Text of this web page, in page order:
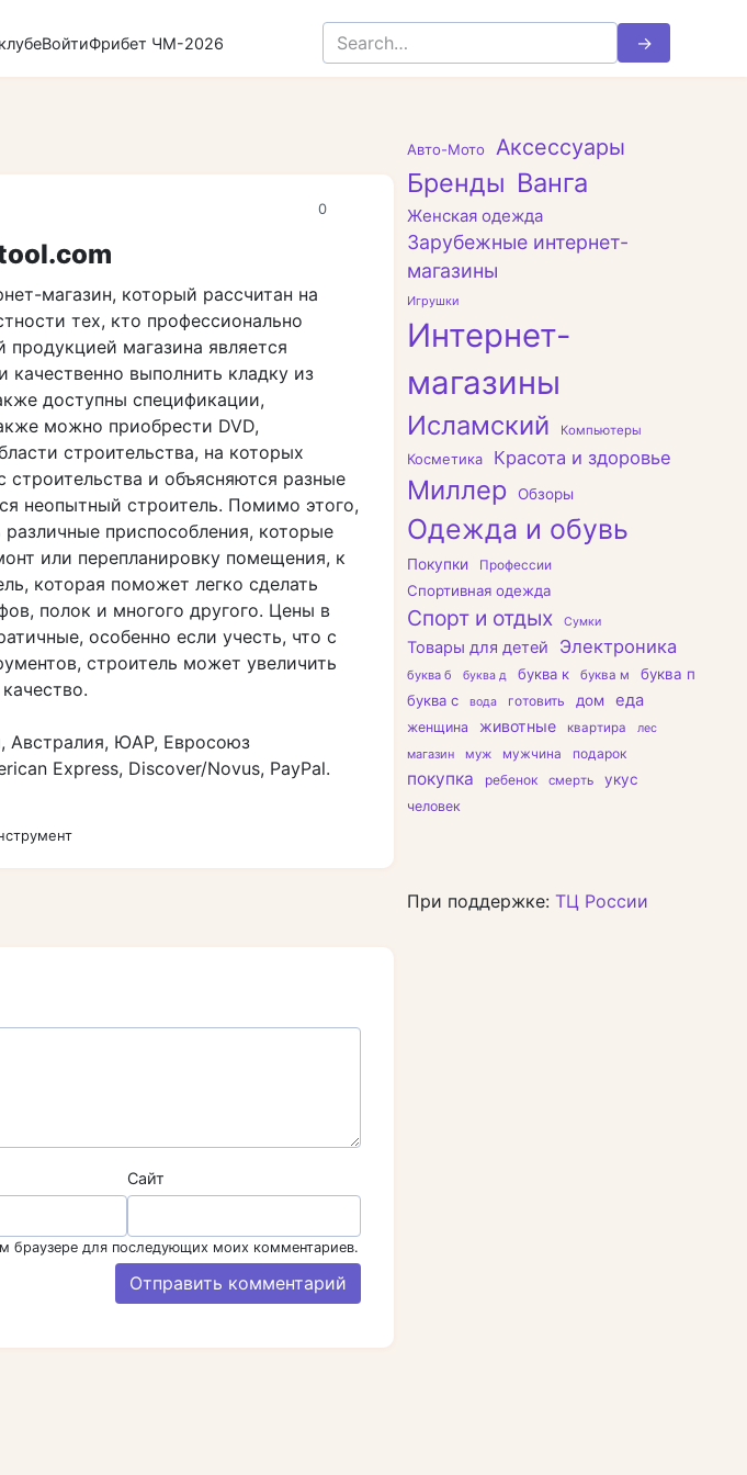
ВойтиФрибет ЧМ-2026
Search
for:
0
магазин, который рассчитан на
тех, кто профессионально
магазина является
выполнить кладку из
доступны спецификации,
можно приобрести DVD,
строительства, на которых
и объясняются разные
неопытный строитель. Помимо этого,
приспособления, которые
или перепланировку помещения, к
которая поможет легко сделать
полок и многого другого. Цены в
особенно если учесть, что с
строитель может увеличить
Австралия, ЮАР, Евросоюз
Express, Discover/Novus, PayPal.
Сайт
браузере для последующих моих комментариев.
Авто-Мото Аксессуары
Бренды Ванга
Женская одежда
Зарубежные интернет-
магазины
Игрушки
Интернет-
магазины
Исламский Компьютеры
Косметика Красота и здоровье
Миллер Обзоры
Одежда и обувь
Покупки Профессии
Спортивная одежда
Спорт и отдых Сумки
Товары для детей Электроника
буква б буква д буква к буква м
буква п
буква с
вода готовить дом еда
женщина животные квартира лес
магазин муж мужчина подарок
покупка ребенок смерть укус
человек
При поддержке: ТЦ России